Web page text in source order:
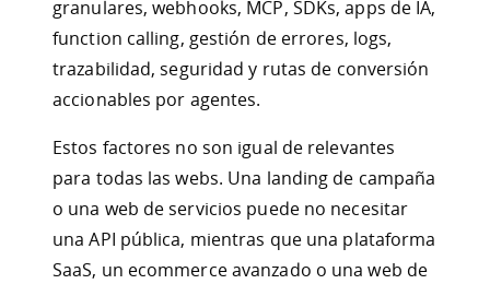
granulares, webhooks, MCP, SDKs, apps de IA,
function calling, gestión de errores, logs,
trazabilidad, seguridad y rutas de conversión
accionables por agentes.
Estos factores no son igual de relevantes
para todas las webs. Una landing de campaña
o una web de servicios puede no necesitar
una API pública, mientras que una plataforma
SaaS, un ecommerce avanzado o una web de